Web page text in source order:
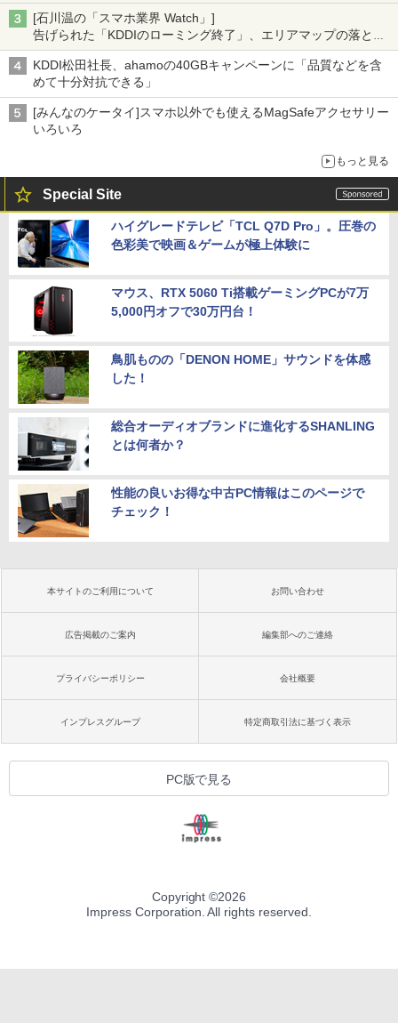
[石川温の「スマホ業界 Watch」]
告げられた「KDDIのローミング終了」、エリアマップの落とし
穴と楽天モバイルの課題
KDDI松田社長、ahamoの40GBキャンペーンに「品質などを含
めて十分対抗できる」
[みんなのケータイ]スマホ以外でも使えるMagSafeアクセサリー
いろいろ
もっと見る
Special Site
ハイグレードテレビ「TCL Q7D Pro」。圧巻の
色彩美で映画＆ゲームが極上体験に
マウス、RTX 5060 Ti搭載ゲーミングPCが7万
5,000円オフで30万円台！
鳥肌ものの「DENON HOME」サウンドを体感
した！
総合オーディオブランドに進化するSHANLING
とは何者か？
性能の良いお得な中古PC情報はこのページで
チェック！
本サイトのご利用について お問い合わせ
広告掲載のご案内 編集部へのご連絡
プライバシーポリシー 会社概要
インプレスグループ 特定商取引法に基づく表示
PC版で見る
Copyright ©2026
Impress Corporation. All rights reserved.